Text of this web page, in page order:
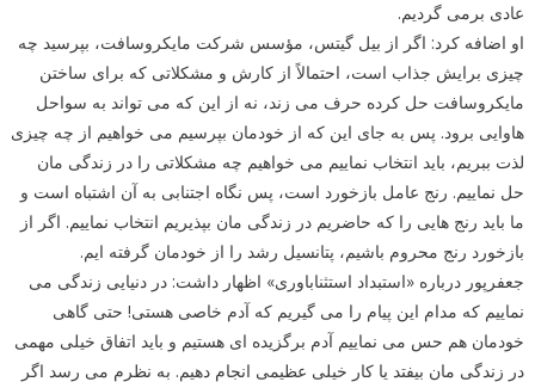
عادی برمی گردیم.
او اضافه کرد: اگر از بیل گیتس، مؤسس شرکت مایکروسافت، بپرسید چه
چیزی برایش جذاب است، احتمالاً از کارش و مشکلاتی که برای ساختن
مایکروسافت حل کرده حرف می زند، نه از این که می تواند به سواحل
هاوایی برود. پس به جای این که از خودمان بپرسیم می خواهیم از چه چیزی
لذت ببریم، باید انتخاب نماییم می خواهیم چه مشکلاتی را در زندگی مان
حل نماییم. رنج عامل بازخورد است، پس نگاه اجتنابی به آن اشتباه است و
ما باید رنج هایی را که حاضریم در زندگی مان بپذیریم انتخاب نماییم. اگر از
بازخورد رنج محروم باشیم، پتانسیل رشد را از خودمان گرفته ایم.
جعفرپور درباره «استبداد استثناباوری» اظهار داشت: در دنیایی زندگی می
نماییم که مدام این پیام را می گیریم که آدم خاصی هستی! حتی گاهی
خودمان هم حس می نماییم آدم برگزیده ای هستیم و باید اتفاق خیلی مهمی
در زندگی مان بیفتد یا کار خیلی عظیمی انجام دهیم. به نظرم می رسد اگر